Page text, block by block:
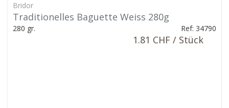
Bridor
Traditionelles Baguette Weiss 280g
280 gr. Ref: 34790
1.81 CHF / Stück